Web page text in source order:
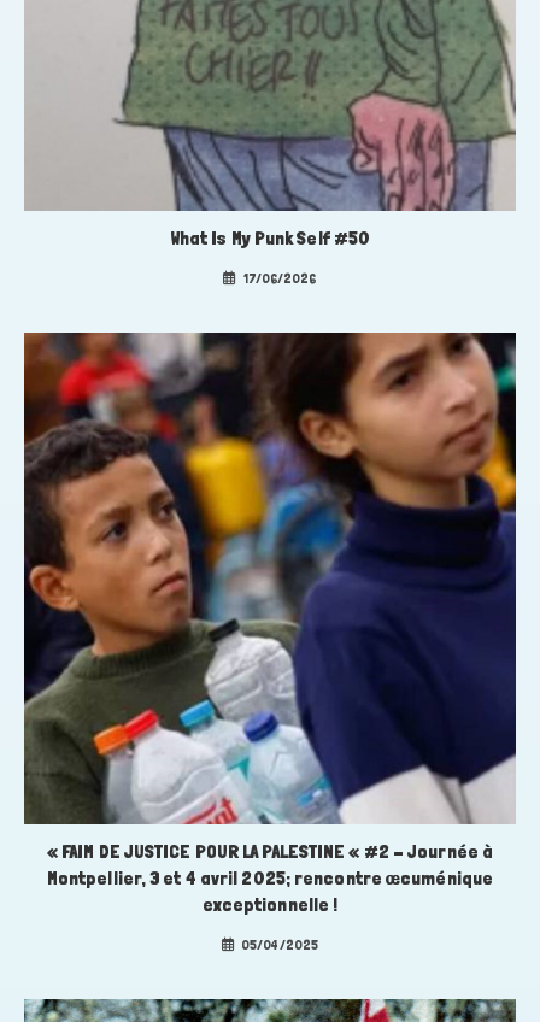
What Is My Punk Self #50
17/06/2026
« FAIM DE JUSTICE POUR LA PALESTINE « #2 – Journée à
Montpellier, 3 et 4 avril 2025; rencontre œcuménique
exceptionnelle !
05/04/2025